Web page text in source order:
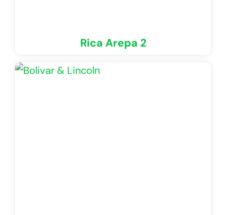
Rica Arepa 2